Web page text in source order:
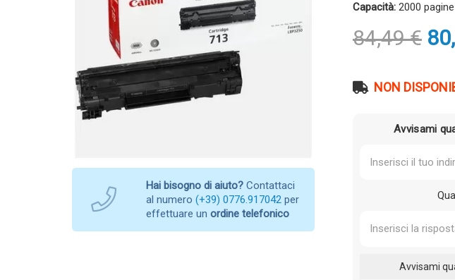
Hai bisogno di aiuto? Contattaci
al numero (+39) 0776.917042 per
effettuare un ordine telefonico
Capacità: 2000 pagine
84,49€ Il
NON
Avvisami